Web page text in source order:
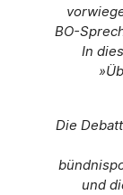
BO-
In
Die
und